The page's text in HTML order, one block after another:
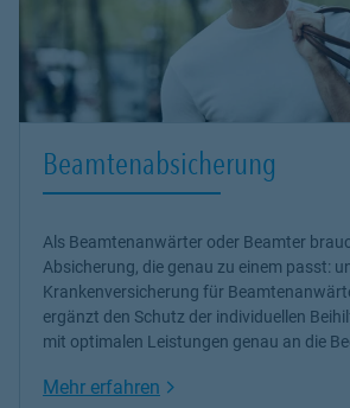
Beamtenabsicherung
Als Beamtenanwärter oder Beamter
Absicherung, die genau zu einem passt:
Krankenversicherung für
ergänzt den Schutz der individuellen
mit optimalen Leistungen genau an die
Mehr erfahren Link Opens in New Tab